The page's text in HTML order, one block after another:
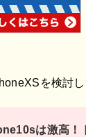
を検討
は激高